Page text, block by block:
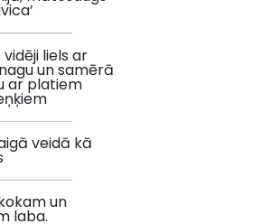
vidēji liels ar
un samērā
ar platiem
veidā kā
un
laba.